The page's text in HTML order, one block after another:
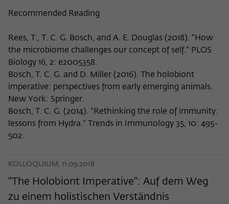
Recommended Reading
Rees, T., T. C. G. Bosch, and A. E. Douglas (2018). "How
the microbiome challenges our concept of self." PLOS
Biology 16, 2: e2005358.
Bosch, T. C. G. and D. Miller (2016). The holobiont
imperative: perspectives from early emerging animals.
New York: Springer.
Bosch, T. C. G. (2014). "Rethinking the role of immunity:
lessons from Hydra." Trends in Immunology 35, 10: 495-
502.
KOLLOQUIUM, 11.09.2018
"The Holobiont Imperative": Auf dem Weg
zu einem holistischen Verständnis